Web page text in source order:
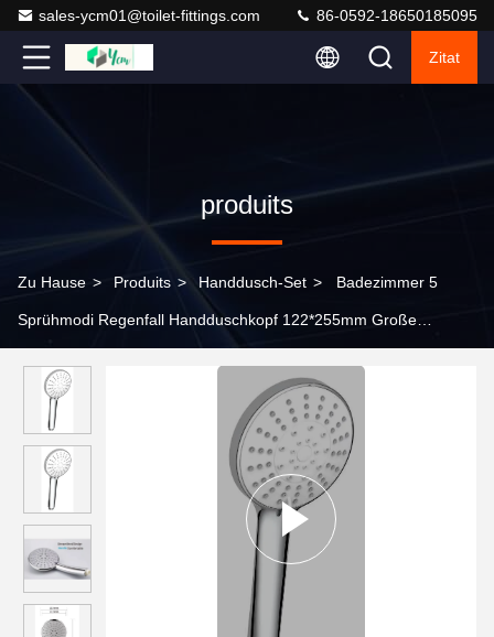
sales-ycm01@toilet-fittings.com 86-0592-18650185095
Zitat
produits
Zu Hause > Produits > Handdusch-Set > Badezimmer 5
Sprühmodi Regenfall Handduschkopf 122*255mm Große